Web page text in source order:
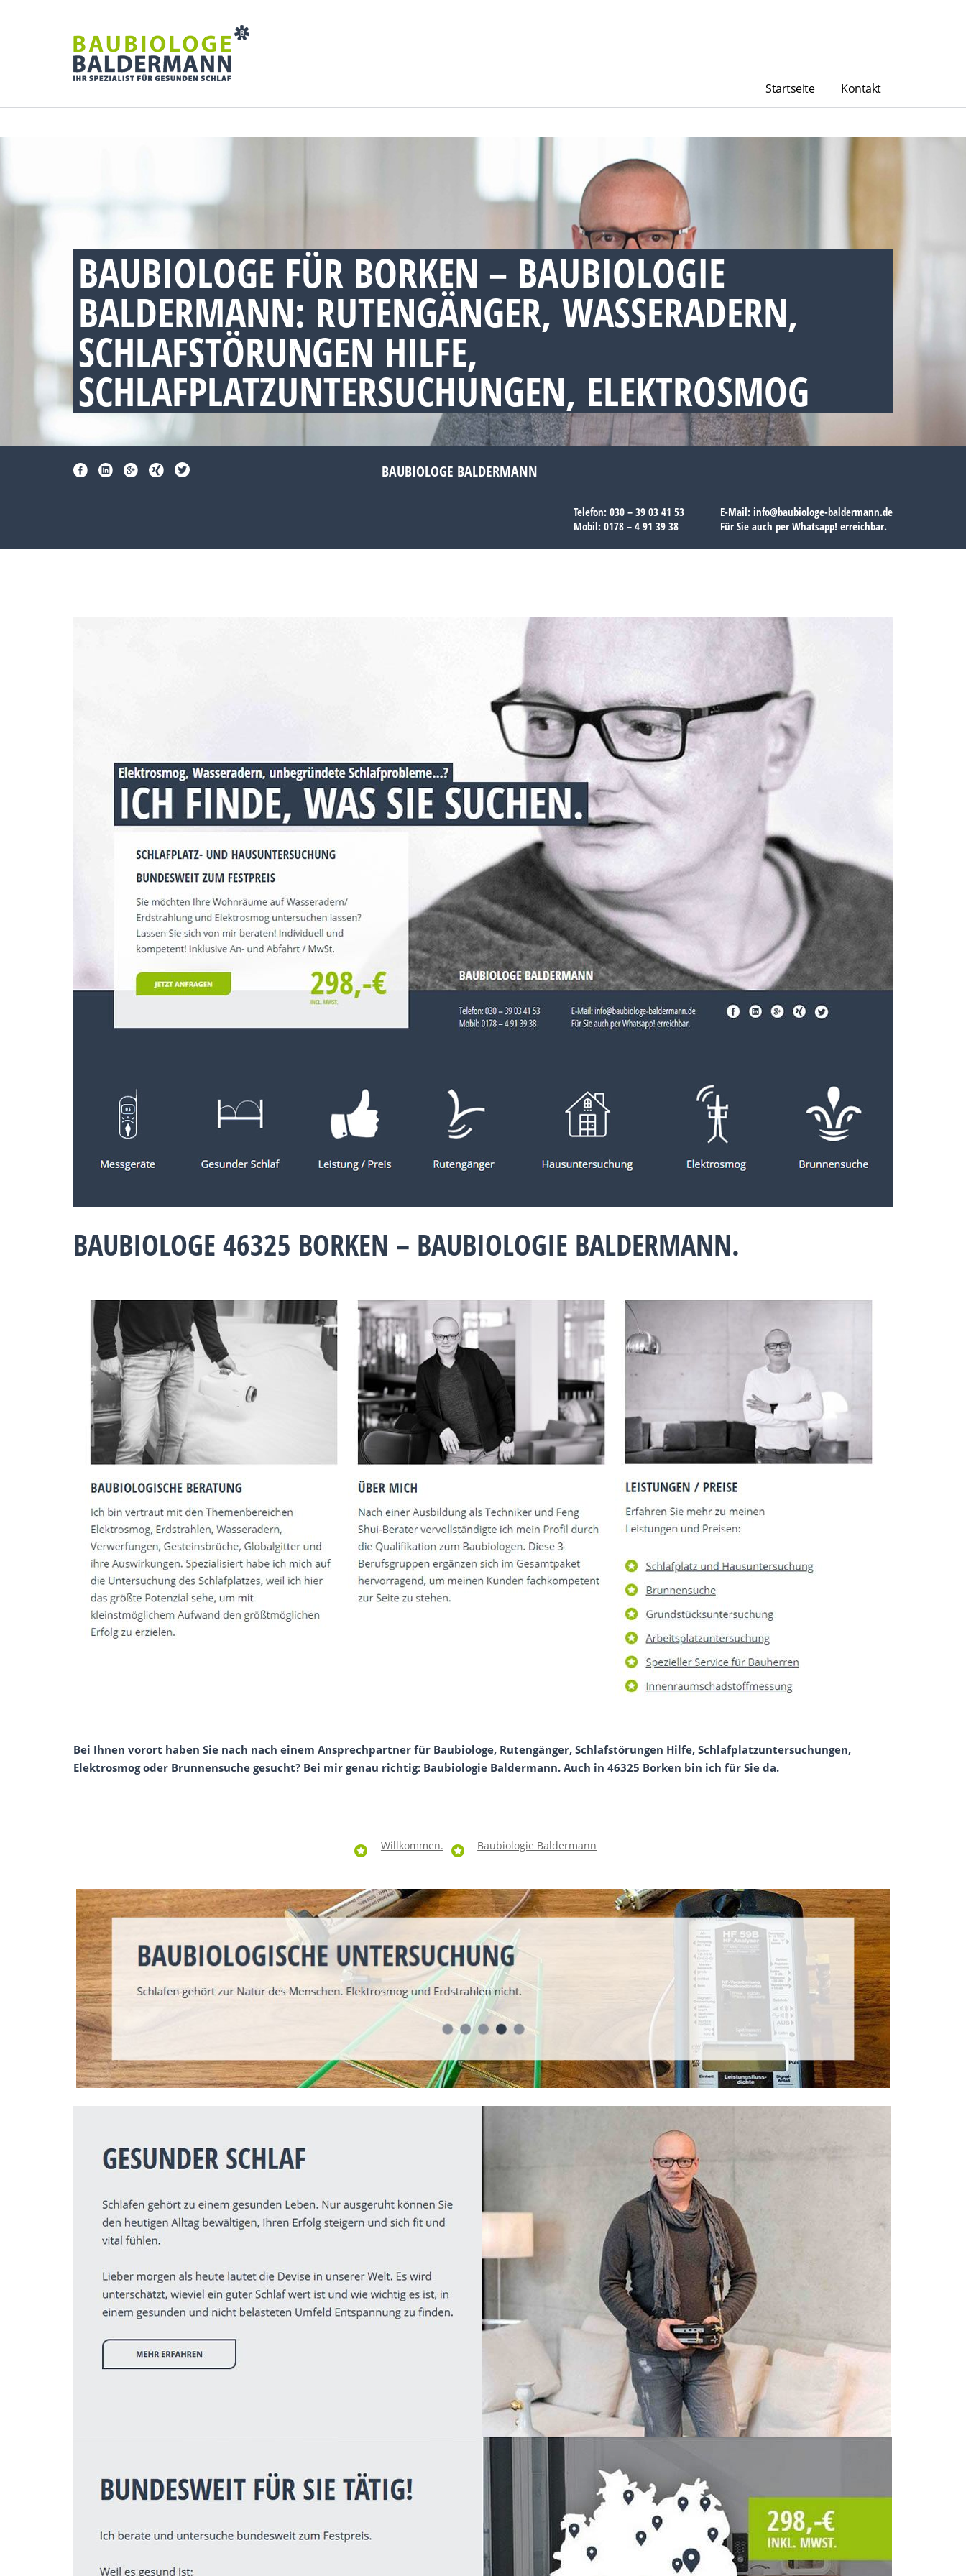
Startseite Kontakt
BAUBIOLOGE FÜR BORKEN – BAUBIOLOGIE
BALDERMANN: RUTENGÄNGER, WASSERADERN,
SCHLAFSTÖRUNGEN HILFE,
SCHLAFPLATZUNTERSUCHUNGEN, ELEKTROSMOG
BAUBIOLOGE BALDERMANN
Telefon: 030 – 39 03 41 53
Mobil: 0178 – 4 91 39 38
E-Mail: info@baubiologe-baldermann.de
Für Sie auch per Whatsapp! erreichbar.
BAUBIOLOGE 46325 BORKEN – BAUBIOLOGIE BALDERMANN.
Bei Ihnen vorort haben Sie nach nach einem Ansprechpartner für Baubiologe, Rutengänger, Schlafstörungen Hilfe, Schlafplatzuntersuchungen,
Elektrosmog oder Brunnensuche gesucht? Bei mir genau richtig: Baubiologie Baldermann. Auch in 46325 Borken bin ich für Sie da.
Willkommen. Baubiologie Baldermann